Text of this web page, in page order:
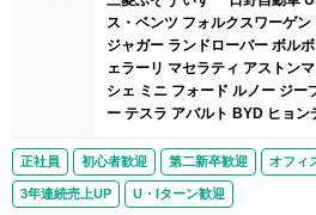
ス・ベンツ フォルクスワーゲ
ジャガー ランドローバー ボル
ェラーリ マセラティ アストン
シェ ミニ フォード ルノー ジー
ー テスラ アバルト BYD ヒョ
正社員 初心者歓迎 第二新卒歓迎 オフィ
3年連続売上UP U・Iターン歓迎